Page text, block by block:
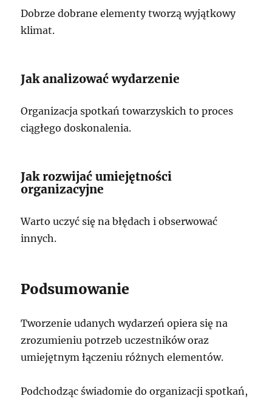
Dobrze dobrane elementy tworzą wyjątkowy
klimat.
Jak analizować wydarzenie
Organizacja spotkań towarzyskich to proces
ciągłego doskonalenia.
Jak rozwijać umiejętności
organizacyjne
Warto uczyć się na błędach i obserwować
innych.
Podsumowanie
Tworzenie udanych wydarzeń opiera się na
zrozumieniu potrzeb uczestników oraz
umiejętnym łączeniu różnych elementów.
Podchodząc świadomie do organizacji spotkań,